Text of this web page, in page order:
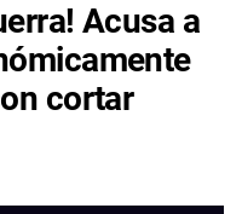
Acusa a
cortar